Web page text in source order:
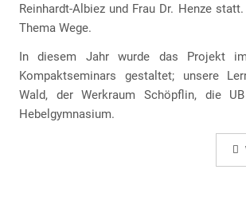
Reinhardt-Albiez und Frau Dr. Henze
Thema Wege.
In diesem Jahr wurde das Projekt
Kompaktseminars gestaltet; unsere
Wald, der Werkraum Schöpflin, die
Hebelgymnasium.